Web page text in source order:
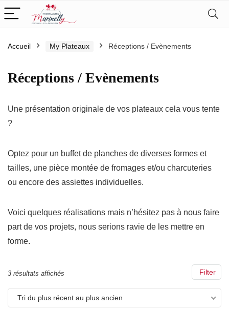
Accueil My Plateaux Réceptions / Evènements
Réceptions / Evènements
Une présentation originale de vos plateaux cela vous tente
?
Optez pour un buffet de planches de diverses formes et
tailles, une pièce montée de fromages et/ou charcuteries
ou encore des assiettes individuelles.
Voici quelques réalisations mais n’hésitez pas à nous faire
part de vos projets, nous serions ravie de les mettre en
forme.
Filter
3 résultats affichés
du
plus
Tri du plus récent au plus ancien